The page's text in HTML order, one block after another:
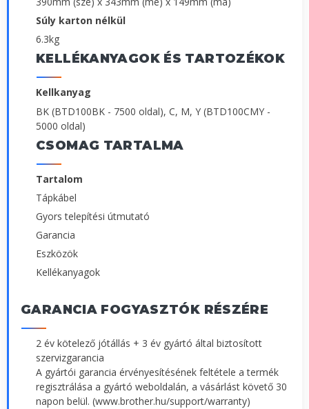
Súly karton nélkül
6.3kg
KELLÉKANYAGOK ÉS TARTOZÉKOK
Kellkanyag
BK (BTD100BK - 7500 oldal), C, M, Y (BTD100CMY -
5000 oldal)
CSOMAG TARTALMA
Tartalom
Tápkábel
Gyors telepítési útmutató
Garancia
Eszközök
Kellékanyagok
GARANCIA FOGYASZTÓK RÉSZÉRE
2 év kötelező jótállás + 3 év gyártó által biztosított
szervizgarancia
A gyártói garancia érvényesítésének feltétele a termék
regisztrálása a gyártó weboldalán, a vásárlást követő 30
napon belül. (www.brother.hu/support/warranty)